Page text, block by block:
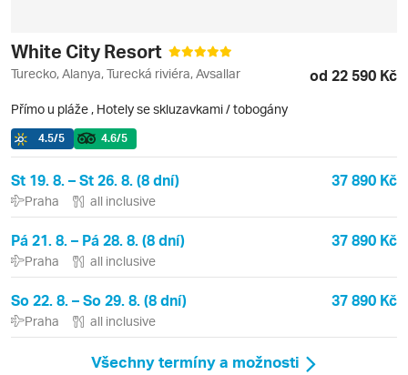
White City Resort
Turecko, Alanya, Turecká riviéra, Avsallar od 22 590 Kč
Přímo u pláže , Hotely se skluzavkami / tobogány
4.5/5 4.6/5
St 19. 8. – St 26. 8. (8 dní) 37 890 Kč
Praha all inclusive
Pá 21. 8. – Pá 28. 8. (8 dní) 37 890 Kč
Praha all inclusive
So 22. 8. – So 29. 8. (8 dní) 37 890 Kč
Praha all inclusive
Všechny termíny a možnosti